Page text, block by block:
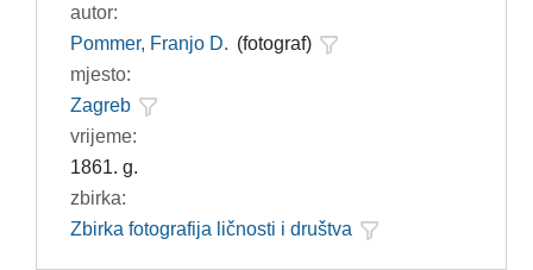
autor:
Pommer, Franjo D. (fotograf)
mjesto:
Zagreb
vrijeme:
1861. g.
zbirka:
Zbirka fotografija ličnosti i društva